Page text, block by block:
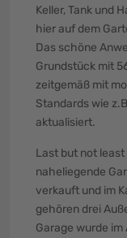
Keller, Tank und
hier auf dem
Das schöne
Grundstück mit
zeitgemäß mit
Standards wie
aktualisiert.
Last but not least
naheliegende
verkauft und im
gehören drei
Garage wurde